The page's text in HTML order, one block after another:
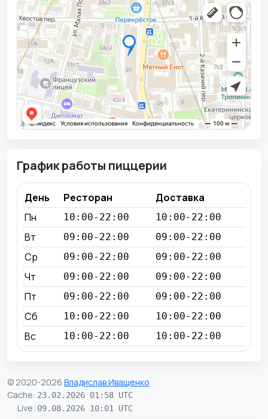
График работы пиццерии
День Ресторан
Доставка
Пн
10:00-22:00 10:00-22:00
Вт 09:00-22:00 09:00-22:00
Ср 09:00-22:00 09:00-22:00
Чт 09:00-22:00 09:00-22:00
Пт 09:00-22:00 09:00-22:00
Сб 10:00-22:00 10:00-22:00
Вс 10:00-22:00 10:00-22:00
© 2020-2026 Владислав Иващенко
Cache: 23.02.2026 01:58 UTC
Live: 09.08.2026 10:01 UTC